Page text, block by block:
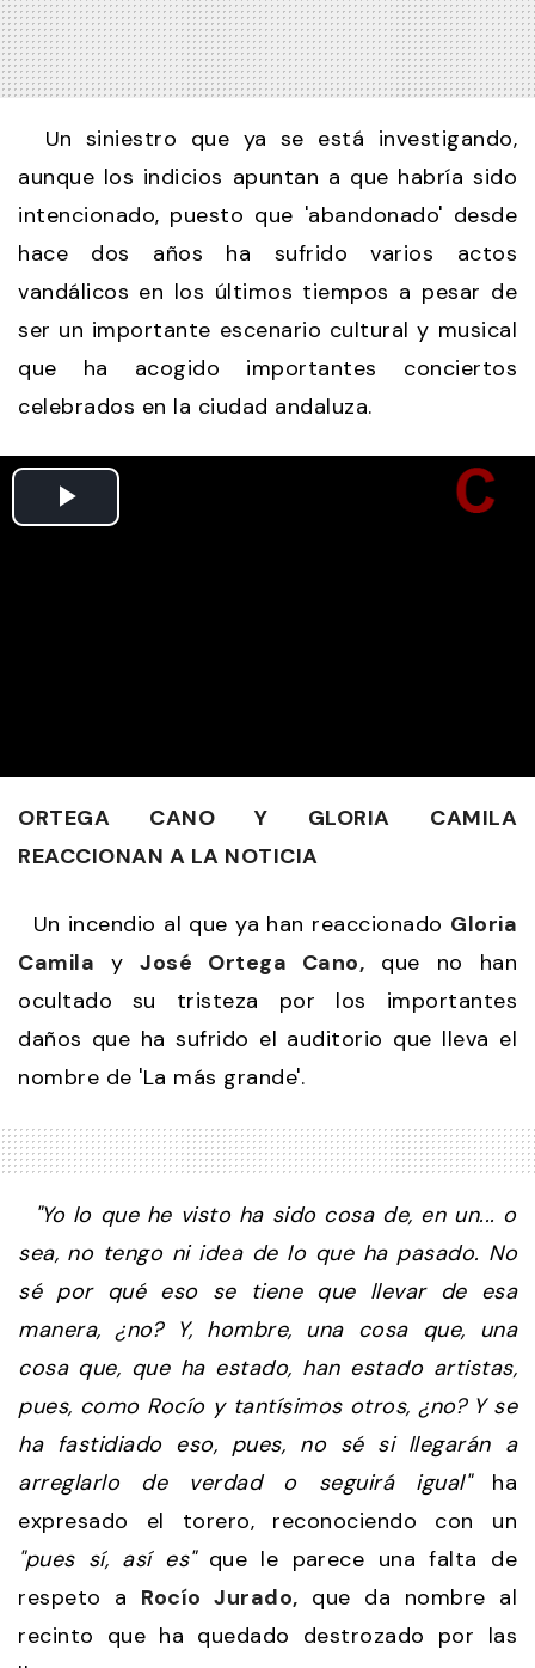
Un siniestro que ya se está investigando,
aunque los indicios apuntan a que habría sido
intencionado, puesto que 'abandonado' desde
hace dos años ha sufrido varios actos
vandálicos en los últimos tiempos a pesar de
ser un importante escenario cultural y musical
que ha acogido importantes conciertos
celebrados en la ciudad andaluza.
ORTEGA CANO Y GLORIA CAMILA
REACCIONAN A LA NOTICIA
Un incendio al que ya han reaccionado Gloria
Camila yJosé Ortega Cano, que no han
ocultado su tristeza por los importantes
daños que ha sufrido el auditorio que lleva el
nombre de 'La más grande'.
"Yo lo que he visto ha sido cosa de, en un... o
sea, no tengo ni idea de lo que ha pasado. No
sé por qué eso se tiene que llevar de esa
manera, ¿no? Y, hombre, una cosa que, una
cosa que, que ha estado, han estado artistas,
pues, como Rocío y tantísimos otros, ¿no? Y se
ha fastidiado eso, pues, no sé si llegarán a
arreglarlo de verdad o seguirá igual"ha
expresado el torero, reconociendo con un
"pues sí, así es"que le parece una falta de
respeto a Rocío Jurado, que da nombre al
recinto que ha quedado destrozado por las